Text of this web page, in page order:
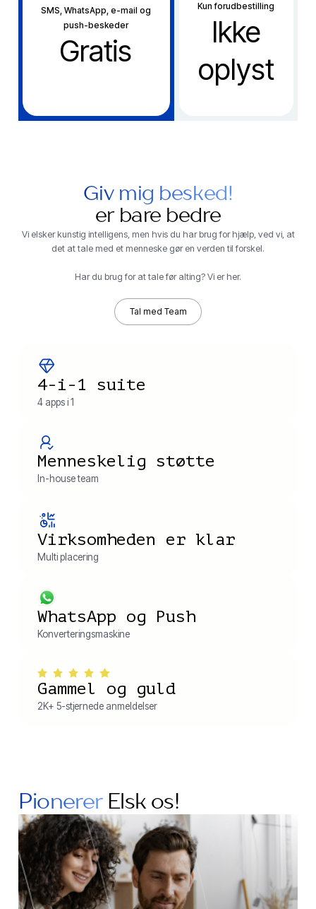
SMS, WhatsApp, e-mail og
push-beskeder
Gratis
Kun forudbestilling
Ikke
oplyst
Giv mig besked!
er bare bedre
Vi elsker kunstig intelligens, men hvis du har brug for hjælp, ved vi, at
det at tale med et menneske gør en verden til forskel.
Har du brug for at tale før alting? Vi er her.
Tal med Team
4-i-1 suite
4 apps i 1
Menneskelig støtte
In-house team
Virksomheden er klar
Multi placering
WhatsApp og Push
Konverteringsmaskine
Gammel og guld
2K+ 5-stjernede anmeldelser
PionererElsk os!